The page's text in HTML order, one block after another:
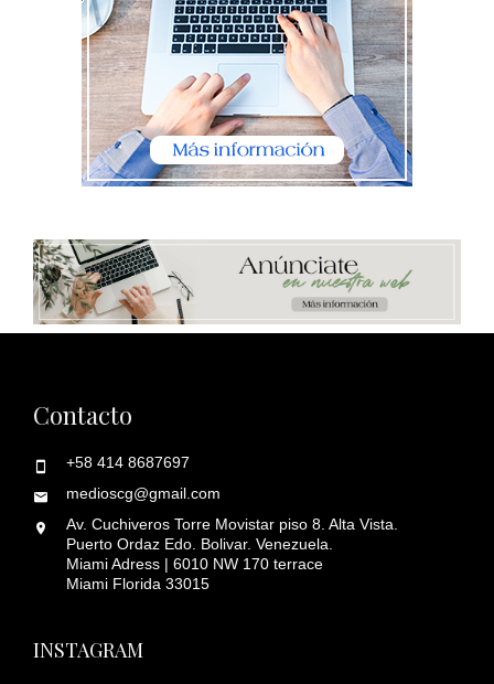
Contacto
+58 414 8687697
medioscg@gmail.com
Av. Cuchiveros Torre Movistar piso 8. Alta Vista.
Puerto Ordaz Edo. Bolivar. Venezuela.
Miami Adress | 6010 NW 170 terrace
Miami Florida 33015
INSTAGRAM